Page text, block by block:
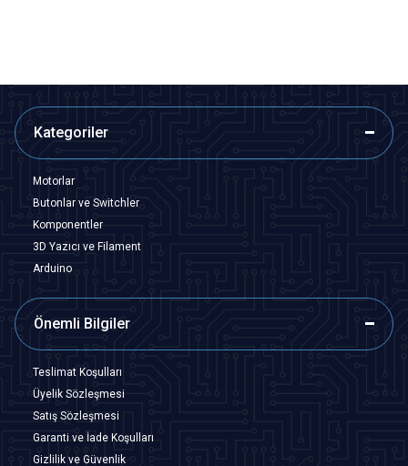
Kategoriler
Motorlar
Butonlar ve Switchler
Komponentler
3D Yazıcı ve Filament
Arduino
Önemli Bilgiler
Teslimat Koşulları
Üyelik Sözleşmesi
Satış Sözleşmesi
Garanti ve İade Koşulları
Gizlilik ve Güvenlik